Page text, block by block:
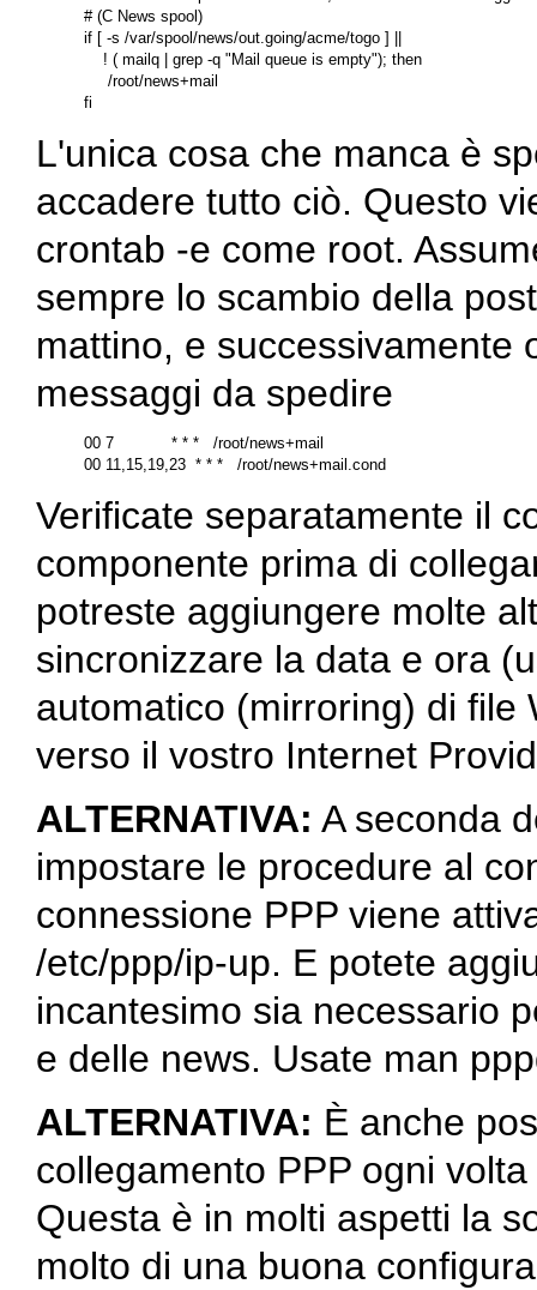
# (C News spool)
if [ -s /var/spool/news/out.going/acme/togo ] ||
    ! ( mailq | grep -q "Mail queue is empty"); then
     /root/news+mail
L'unica cosa che manca è
accadere tutto ciò. Questo
crontab -e come root.
sempre lo scambio della
mattino, e successivamente
messaggi da spedire
00 7            * * *   /root/news+mail
Verificate separatamente il
componente prima di
potreste aggiungere molte
sincronizzare la data e ora
automatico (mirroring) di file
verso il vostro Internet
ALTERNATIVA: A seconda
impostare le procedure al
connessione PPP viene
/etc/ppp/ip-up. E potete
incantesimo sia necessario
e delle news. Usate man
ALTERNATIVA: È anche
collegamento PPP ogni
Questa è in molti aspetti la
molto di una buona